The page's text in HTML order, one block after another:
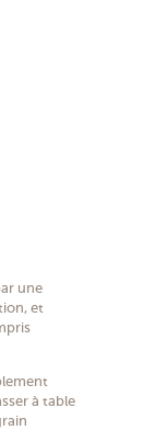
une
et
à table